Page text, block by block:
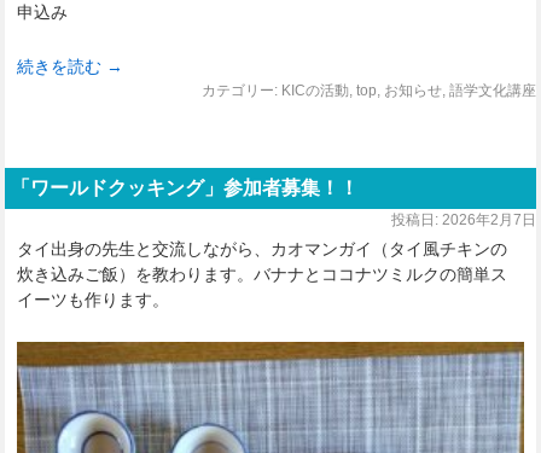
申込み
続きを読む →
カテゴリー: KICの活動 top お知らせ, 語学文化講座
「ワールドクッキング」参加者募集！！
投稿日: 2026年2月7日
タイ出身の先生と交流しながら、カオマンガイ（タイ風チキンの
炊き込みご飯）を教わります。バナナとココナツミルクの簡単ス
イーツも作ります。